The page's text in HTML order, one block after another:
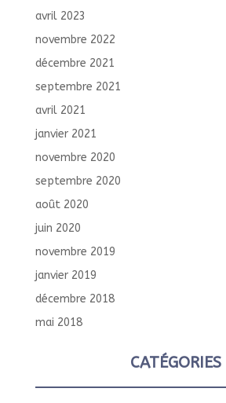
avril 2023
novembre 2022
décembre 2021
septembre 2021
avril 2021
janvier 2021
novembre 2020
septembre 2020
août 2020
juin 2020
novembre 2019
janvier 2019
décembre 2018
mai 2018
CATÉGORIES